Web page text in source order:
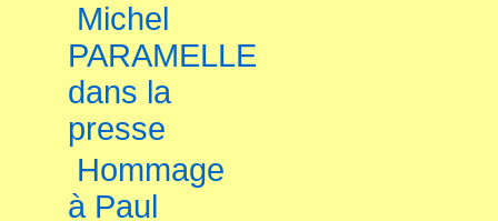
Michel
PARAMELLE
dans la
presse
Hommage
à Paul